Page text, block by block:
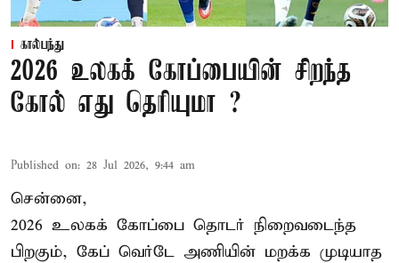
கால்பந்து
2026 உலகக் கோப்பையின் சிறந்த
கோல் எது தெரியுமா ?
Published on: 28 Jul 2026, 9:44 am
சென்னை,
2026 உலகக் கோப்பை தொடர் நிறைவடைந்த
பிறகும், கேப் வெர்டே அணியின் மறக்க முடியாத